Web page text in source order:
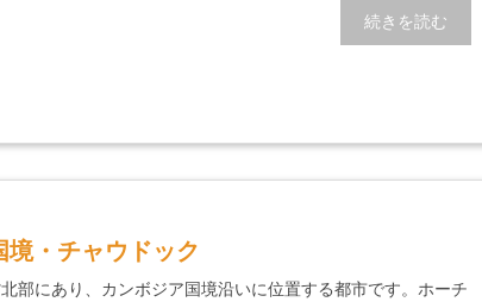
続きを読む
境・チャウドック
部にあり、カンボジア国境沿いに位置する都市です。ホーチ